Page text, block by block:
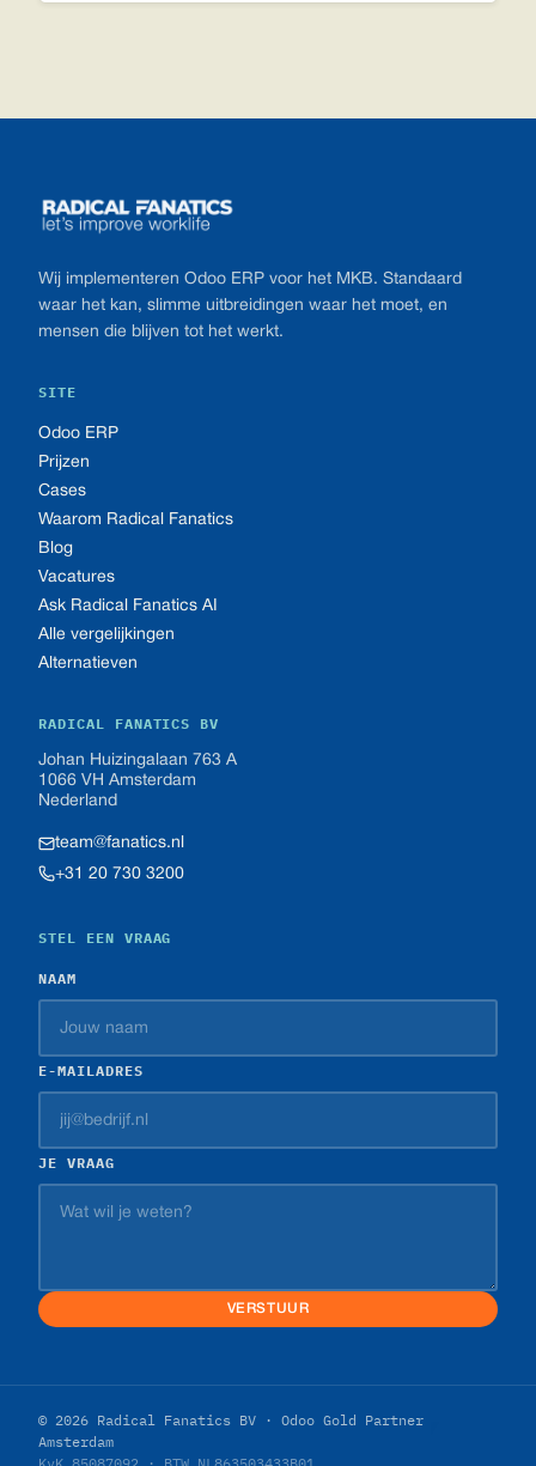
Wij implementeren Odoo ERP voor het MKB. Standaard
waar het kan, slimme uitbreidingen waar het moet, en
mensen die blijven tot het werkt.
SITE
Odoo ERP
Prijzen
Cases
Waarom Radical Fanatics
Blog
Vacatures
Ask Radical Fanatics AI
Alle vergelijkingen
Alternatieven
RADICAL FANATICS BV
Johan Huizingalaan 763 A
1066 VH Amsterdam
Nederland
team@fanatics.nl
+31 20 730 3200
STEL EEN VRAAG
NAAM
E-MAILADRES
JE VRAAG
VERSTUUR
© 2026 Radical Fanatics BV · Odoo Gold Partner
Amsterdam